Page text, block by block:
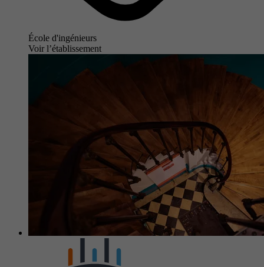
École d'ingénieurs
Voir l’établissement